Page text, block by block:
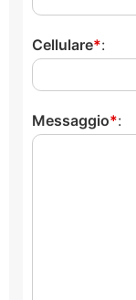
Cellulare :
Messaggio :